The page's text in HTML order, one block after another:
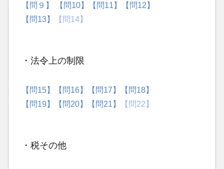
【問９】
【問10】 【問11】
【問12】
【問13】
【問14】
・法令上の制限
【問15】 【問16】 【問17】
【問18】
【問19】
【問20】 【問21】 【問22】
・税その他